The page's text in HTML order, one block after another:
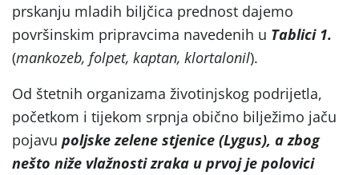
prskanju mladih biljčica prednost dajemo
površinskim pripravcima navedenih u Tablici 1.
(mankozeb, folpet, kaptan, klortalonil).
Od štetnih organizama životinjskog podrijetla,
početkom i tijekom srpnja obično bilježimo jaču
pojavu poljske zelene stjenice (Lygus), a zbog
nešto niže vlažnosti zraka u prvoj je polovici